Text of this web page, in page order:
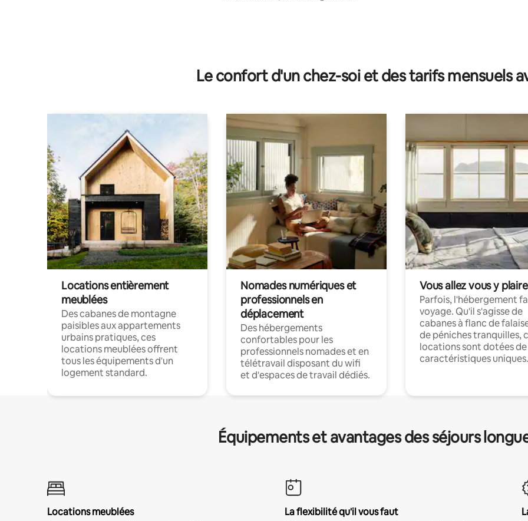
Le confort d'un chez-soi et des tarifs mensuels
Locations entièrement
meublées
Des cabanes de montagne
paisibles aux appartements
urbains pratiques, ces
locations meublées offrent
tous les équipements d'un
logement standard.
Nomades numériques et
professionnels en
déplacement
Des hébergements
confortables pour les
professionnels nomades et en
télétravail disposant du wifi
et d'espaces de travail dédiés.
Vous allez vous y plaire
Parfois, l'hébergement
voyage. Qu'il s'agisse de
cabanes à flanc de
de péniches tranquilles,
locations sont dotées de
caractéristiques uniques.
Équipements et avantages des séjours
Locations meublées
La flexibilité qu'il vous faut